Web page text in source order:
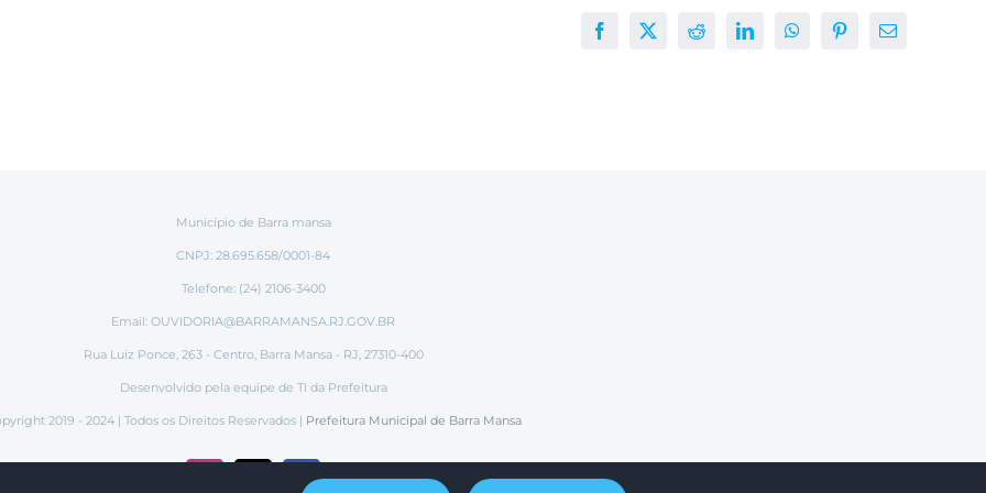
Facebook
X RedditLinkedInWhatsAppPinterest
E-
Município de Barra mansa
CNPJ: 28.695.658/0001-84
Telefone: (24) 2106-3400
Email:OUVIDORIA@BARRAMANSA.RJ.GOV.BR
Rua Luiz Ponce, 263 - Centro, Barra Mansa - RJ, 27310-400
Desenvolvido pela equipe de TI da Prefeitura
2019 - 2024 | Todos os Direitos Reservados | Prefeitura Municipal de Barra Mansa
Facebook